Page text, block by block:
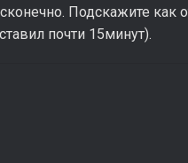
Подскажите как
почти 15минут).